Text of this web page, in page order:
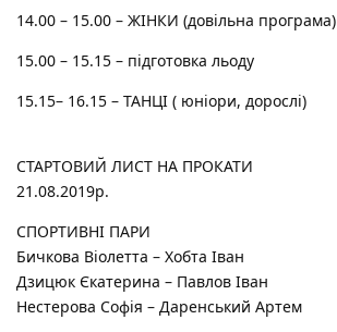
14.00 – 15.00 – ЖІНКИ (довільна програма)
15.00 – 15.15 – підготовка льоду
15.15– 16.15 – ТАНЦІ ( юніори, дорослі)
СТАРТОВИЙ ЛИСТ НА ПРОКАТИ
21.08.2019р.
СПОРТИВНІ ПАРИ
Бичкова Віолетта – Хобта Іван
Дзицюк Єкатерина – Павлов Іван
Нестерова Софія – Даренський Артем